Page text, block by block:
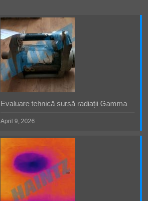
Evaluare tehnică sursă radiații Gamma
April 9, 2026